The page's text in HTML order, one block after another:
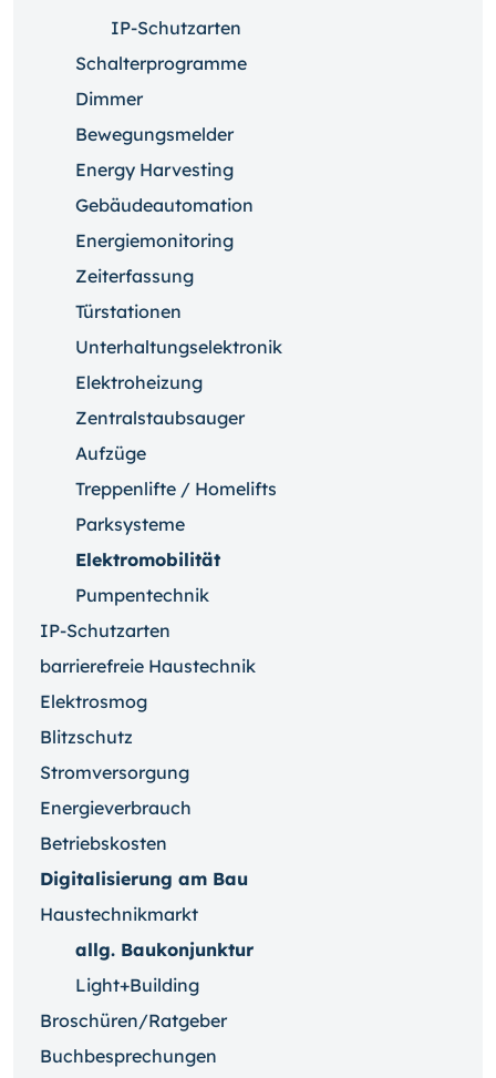
IP-Schutzarten
Schalterprogramme
Dimmer
Bewegungsmelder
Energy Harvesting
Gebäudeautomation
Energiemonitoring
Zeiterfassung
Türstationen
Unterhaltungselektronik
Elektroheizung
Zentralstaubsauger
Aufzüge
Treppenlifte / Homelifts
Parksysteme
Elektromobilität
Pumpentechnik
IP-Schutzarten
barrierefreie Haustechnik
Elektrosmog
Blitzschutz
Stromversorgung
Energieverbrauch
Betriebskosten
Digitalisierung am Bau
Haustechnikmarkt
allg. Baukonjunktur
Light+Building
Broschüren/Ratgeber
Buchbesprechungen